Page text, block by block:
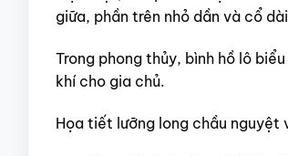
giữa, phần trên nhỏ dần và cổ
Trong phong thủy, bình hồ lô
khí cho gia chủ.
Họa tiết lưỡng long chầu nguyệt